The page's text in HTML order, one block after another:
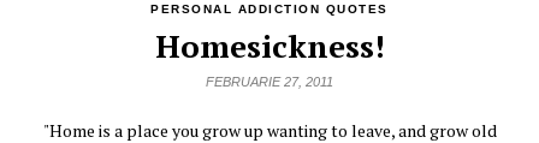
PERSONAL ADDICTION QUOTES
Homesickness!
FEBRUARIE 27, 2011
"Home is a place you grow up wanting to leave, and grow old